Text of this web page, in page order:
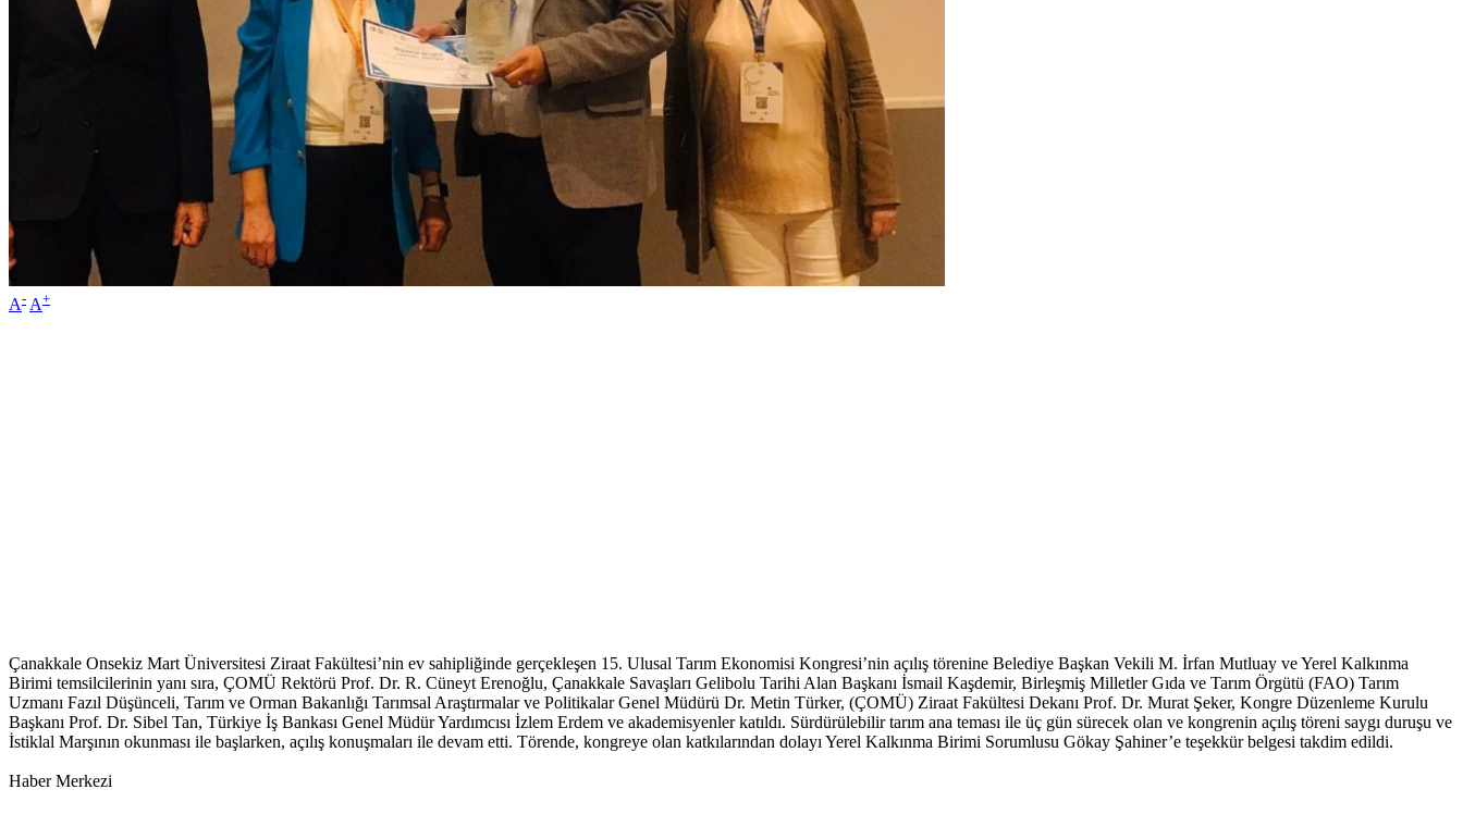
A- A+
Çanakkale Onsekiz Mart Üniversitesi Ziraat Fakültesi’nin ev sahipliğinde gerçekleşen 15. Ulusal Tarım Ekonomisi Kongresi’nin açılış törenine Belediye Başkan Vekili M. İrfan Mutluay ve Yerel Kalkınma
Birimi temsilcilerinin yanı sıra, ÇOMÜ Rektörü Prof. Dr. R. Cüneyt Erenoğlu, Çanakkale Savaşları Gelibolu Tarihi Alan Başkanı İsmail Kaşdemir, Birleşmiş Milletler Gıda ve Tarım Örgütü (FAO) Tarım
Uzmanı Fazıl Düşünceli, Tarım ve Orman Bakanlığı Tarımsal Araştırmalar ve Politikalar Genel Müdürü Dr. Metin Türker, (ÇOMÜ) Ziraat Fakültesi Dekanı Prof. Dr. Murat Şeker, Kongre Düzenleme Kurulu
Başkanı Prof. Dr. Sibel Tan, Türkiye İş Bankası Genel Müdür Yardımcısı İzlem Erdem ve akademisyenler katıldı. Sürdürülebilir tarım ana teması ile üç gün sürecek olan ve kongrenin açılış töreni saygı duruşu ve
İstiklal Marşının okunması ile başlarken, açılış konuşmaları ile devam etti. Törende, kongreye olan katkılarından dolayı Yerel Kalkınma Birimi Sorumlusu Gökay Şahiner’e teşekkür belgesi takdim edildi.
Haber Merkezi